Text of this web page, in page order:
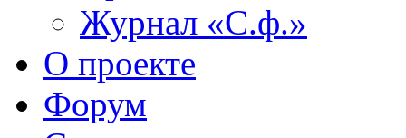
Журнал «С.ф.»
О проекте
Форум